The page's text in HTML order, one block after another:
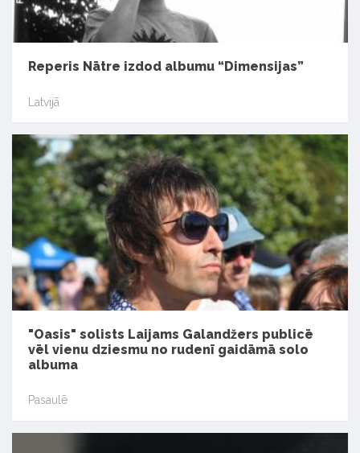
Reperis Nātre izdod albumu “Dimensijas”
Latvijā
"Oasis" solists Laijams Galandžers publicē
vēl vienu dziesmu no rudenī gaidāmā solo
albuma
Pasaulē